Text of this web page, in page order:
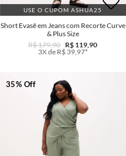
USE O CUPOM ASHUA25
Short Evasê em Jeans com Recorte Curve
& Plus Size
R$ 179,90 R$ 119,90
3X de R$ 39,97*
35% Off